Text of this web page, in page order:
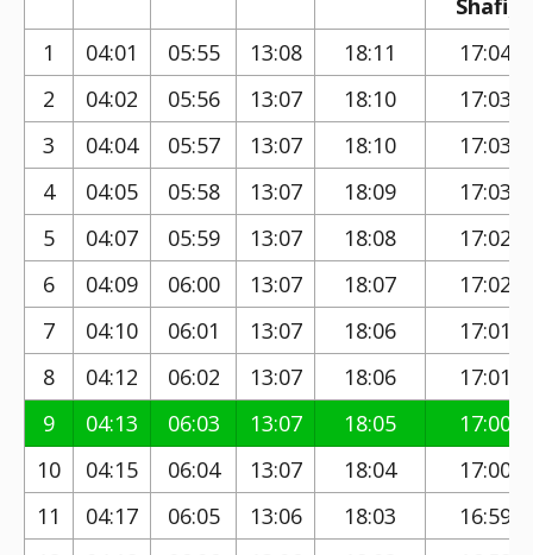
Shafi)
1
04:01 05:55 13:08 18:11
17:04
2
04:02 05:56 13:07 18:10
17:03
3
04:04 05:57 13:07 18:10
17:03
4
04:05 05:58 13:07 18:09
17:03
5
04:07 05:59 13:07 18:08
17:02
6
04:09 06:00 13:07 18:07
17:02
7
04:10 06:01 13:07 18:06
17:01
8
04:12 06:02 13:07 18:06
17:01
9
04:13 06:03 13:07 18:05
17:00
10
04:15 06:04 13:07 18:04
17:00
11
04:17 06:05 13:06 18:03
16:59